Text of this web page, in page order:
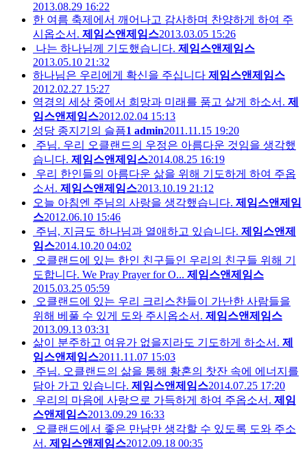
2013.08.29 16:22
한 여름 축제에서 깨어나고 감사하며 찬양하게 하여 주
시옵소서. 제임스앤제임스2013.03.05 15:26
나는 하나님께 기도했습니다. 제임스앤제임스
2013.05.10 21:32
하나님은 우리에게 확신을 주십니다 제임스앤제임스
2012.02.27 15:27
역경의 세상 중에서 희망과 미래를 품고 살게 하소서. 제
임스앤제임스2012.02.04 15:13
성당 종지기의 슬픔1 admin2011.11.15 19:20
주님. 우리 오클랜드의 우정은 아름다운 것임을 생각했
습니다. 제임스앤제임스2014.08.25 16:19
우리 한인들의 아름다운 삶을 위해 기도하게 하여 주옵
소서. 제임스앤제임스2013.10.19 21:12
오늘 아침엔 주님의 사랑을 생각했습니다. 제임스앤제임
스2012.06.10 15:46
주님, 지금도 하나님과 열애하고 있습니다. 제임스앤제
임스2014.10.20 04:02
오클랜드에 있는 한인 친구들인 우리의 친구들 위해 기
도합니다. We Pray Prayer for O... 제임스앤제임스
2015.03.25 05:59
오클랜드에 있는 우리 크리스챤들이 가난한 사람들을
위해 베풀 수 있게 도와 주시옵소서. 제임스앤제임스
2013.09.13 03:31
삶이 분주하고 여유가 없을지라도 기도하게 하소서. 제
임스앤제임스2011.11.07 15:03
주님. 오클랜드의 삶을 통해 황혼의 찻잔 속에 에너지를
담아 가고 있습니다. 제임스앤제임스2014.07.25 17:20
우리의 마음에 사랑으로 가득하게 하여 주옵소서. 제임
스앤제임스2013.09.29 16:33
오클랜드에서 좋은 만남만 생각할 수 있도록 도와 주소
서. 제임스앤제임스2012.09.18 00:35